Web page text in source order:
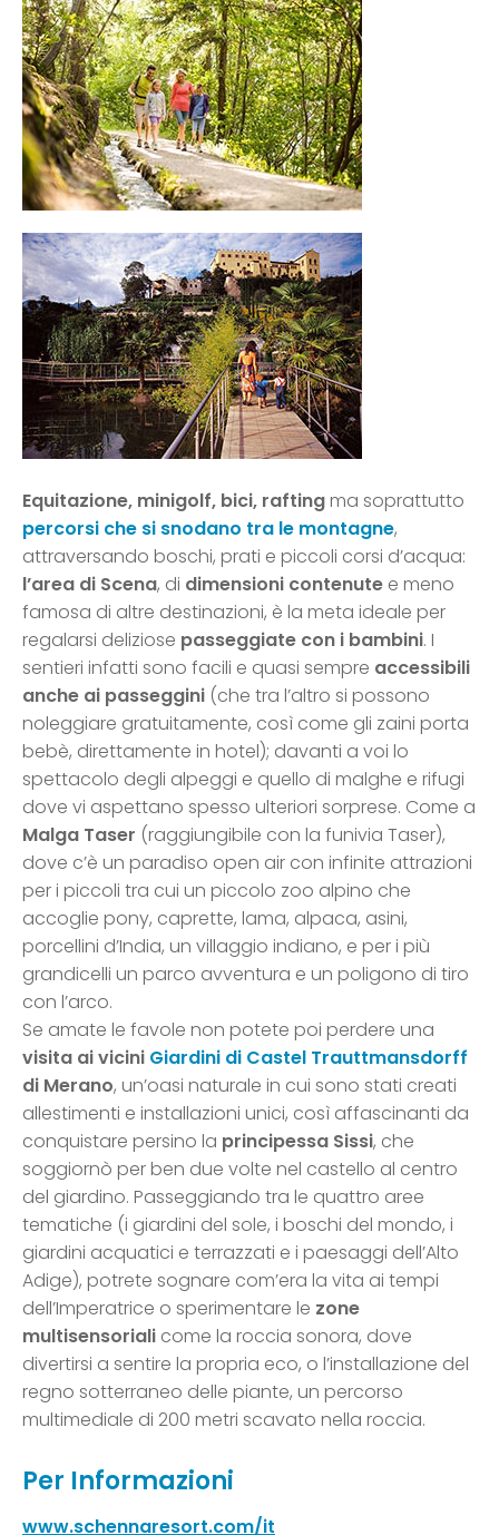
Equitazione, minigolf, bici, raftingma soprattutto
percorsi che si snodano tra le montagne,
attraversando boschi, prati e piccoli corsi d’acqua:
l’area di Scena, di dimensioni contenute e meno
famosa di altre destinazioni, è la meta ideale per
regalarsi deliziose passeggiate con i bambini. I
sentieri infatti sono facili e quasi sempre accessibili
anche ai passeggini (che tra l’altro si possono
noleggiare gratuitamente, così come gli zaini porta
bebè, direttamente in hotel); davanti a voi lo
spettacolo degli alpeggi e quello di malghe e rifugi
dove vi aspettano spesso ulteriori sorprese. Come a
Malga Taser (raggiungibile con la funivia Taser),
dove c’è un paradiso open air con infinite attrazioni
per i piccoli tra cui un piccolo zoo alpino che
accoglie pony, caprette, lama, alpaca, asini,
porcellini d’India, un villaggio indiano, e per i più
grandicelli un parco avventura e un poligono di tiro
con l’arco.
Se amate le favole non potete poi perdere una
visita ai vicini Giardini di Castel Trauttmansdorff
di Merano, un’oasi naturale in cui sono stati creati
allestimenti e installazioni unici, così affascinanti da
conquistare persino la principessa Sissi, che
soggiornò per ben due volte nel castello al centro
del giardino. Passeggiando tra le quattro aree
tematiche (i giardini del sole, i boschi del mondo, i
giardini acquatici e terrazzati e i paesaggi dell’Alto
Adige), potrete sognare com’era la vita ai tempi
dell’Imperatrice o sperimentare le zone
multisensoriali come la roccia sonora, dove
divertirsi a sentire la propria eco, o l’installazione del
regno sotterraneo delle piante, un percorso
multimediale di 200 metri scavato nella roccia.
Per Informazioni
www.schennaresort.com/it